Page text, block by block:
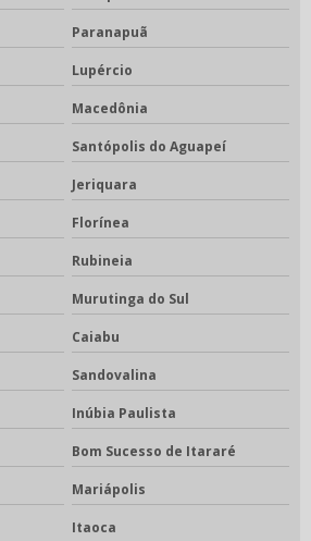
Paranapuã
Lupércio
Macedônia
Santópolis do Aguapeí
Jeriquara
Florínea
Rubineia
Murutinga do Sul
Caiabu
Sandovalina
Inúbia Paulista
Bom Sucesso de Itararé
Mariápolis
Itaoca